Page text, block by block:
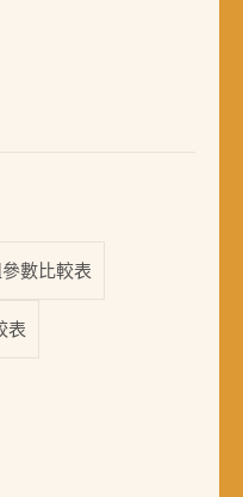
數比較表
表